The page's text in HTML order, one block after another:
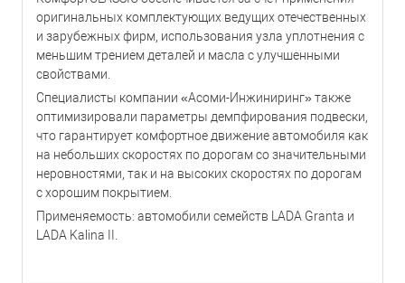
оригинальных комплектующих ведущих отечественных
и зарубежных фирм, использования узла уплотнения с
меньшим трением деталей и масла с улучшенными
свойствами.
Специалисты компании «Асоми-Инжиниринг» также
оптимизировали параметры демпфирования подвески,
что гарантирует комфортное движение автомобиля как
на небольших скоростях по дорогам со значительными
неровностями, так и на высоких скоростях по дорогам
с хорошим покрытием.
Применяемость: автомобили семейств LADA Granta и
LADA Kalina II.